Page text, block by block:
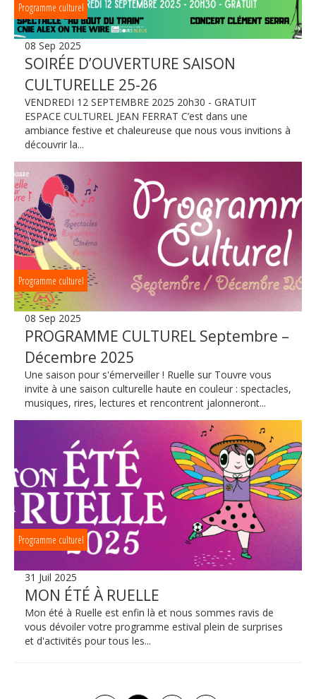
Programme culturel
08 Sep 2025
SOIRÉE D’OUVERTURE SAISON
CULTURELLE 25-26
VENDREDI 12 SEPTEMBRE 2025 20h30 - GRATUIT
ESPACE CULTUREL JEAN FERRAT C’est dans une
ambiance festive et chaleureuse que nous vous invitions à
découvrir la...
Programme culturel
08 Sep 2025
PROGRAMME CULTUREL Septembre –
Décembre 2025
Une saison pour s'émerveiller ! Ruelle sur Touvre vous
invite à une saison culturelle haute en couleur : spectacles,
musiques, rires, lectures et rencontrent jalonneront...
Programme culturel
31 Juil 2025
MON ÉTÉ À RUELLE
Mon été à Ruelle est enfin là et nous sommes ravis de
vous dévoiler votre programme estival plein de surprises
et d'activités pour tous les...